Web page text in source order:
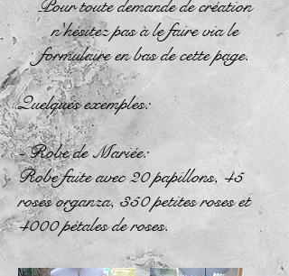
Pour toute demande de création
n'hésitez pas à le faire via le
formulaire en bas de cette page.
Quelques exemples:
- Robe de Mariée:
Robe faite avec 20 papillons, 45
roses organza, 350 petites roses et
4000 pétales de roses.